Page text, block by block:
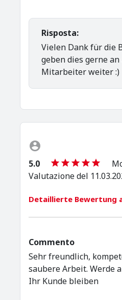
Risposta:
Vielen Dank für die
geben dies gerne
Mitarbeiter weiter :)
5.0
Valutazione del
Detaillierte Bewertung
Commento
Sehr freundlich,
saubere Arbeit. Werde
Ihr Kunde bleiben